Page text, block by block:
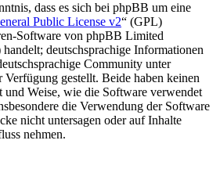
dass es sich bei phpBB um eine
Public License v2“ (GPL)
Software von phpBB Limited
handelt; deutschsprachige Informationen
Community unter
Verfügung gestellt. Beide haben keinen
Weise, wie die Software verwendet
die Verwendung der Software
nicht untersagen oder auf Inhalte
nehmen.